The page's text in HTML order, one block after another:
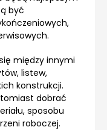
być
między innymi
listew,
konstrukcji.
dobrać
sposobu
roboczej.